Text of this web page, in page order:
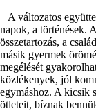
A változatos
napok, a történések.
összetartozás, a
másik gyermek
megélését
közlékenyek, jól
egymáshoz. A kicsik
ötleteit, bíznak